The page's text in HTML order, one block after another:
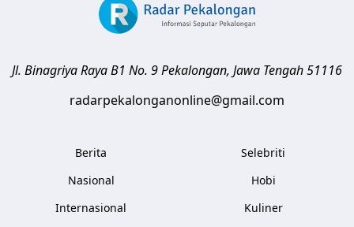
Jl. Binagriya Raya B1 No. 9Pekalongan, Jawa Tengah51116
radarpekalonganonline@gmail.com
Berita
Nasional
Internasional
Selebriti
Hobi
Kuliner